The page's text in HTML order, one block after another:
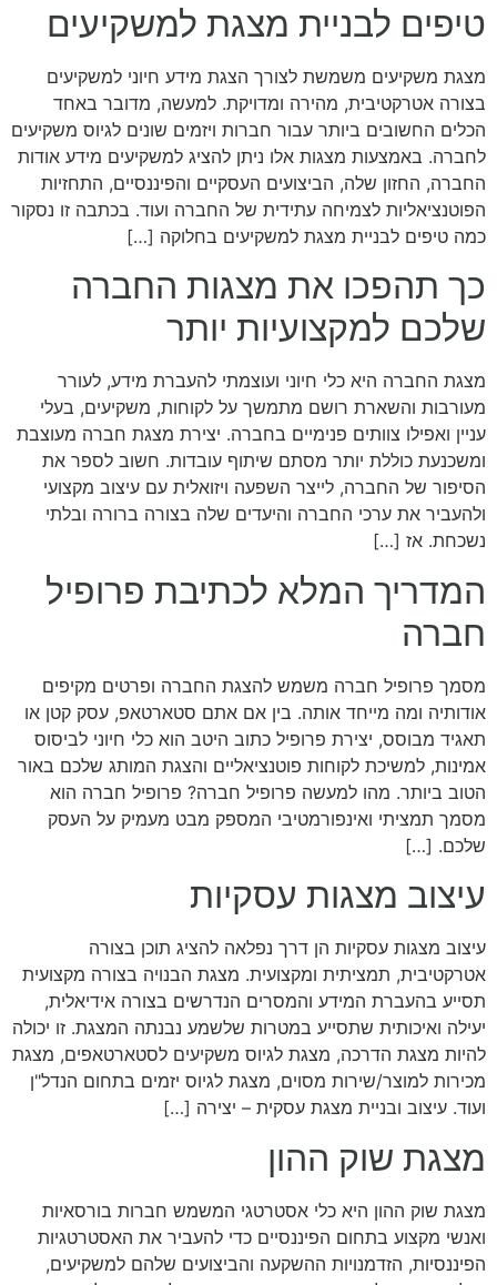
טיפים לבניית מצגת למשקיעים
מצגת משקיעים משמשת לצורך הצגת מידע חיוני למשקיעים
בצורה אטרקטיבית, מהירה ומדויקת. למעשה, מדובר באחד
הכלים החשובים ביותר עבור חברות ויזמים שונים לגיוס משקיעים
לחברה. באמצעות מצגות אלו ניתן להציג למשקיעים מידע אודות
החברה, החזון שלה, הביצועים העסקיים והפיננסיים, התחזיות
הפוטנציאליות לצמיחה עתידית של החברה ועוד. בכתבה זו נסקור
כמה טיפים לבניית מצגת למשקיעים בחלוקה […]
כך תהפכו את מצגות החברה
שלכם למקצועיות יותר
מצגת החברה היא כלי חיוני ועוצמתי להעברת מידע, לעורר
מעורבות והשארת רושם מתמשך על לקוחות, משקיעים, בעלי
עניין ואפילו צוותים פנימיים בחברה. יצירת מצגת חברה מעוצבת
ומשכנעת כוללת יותר מסתם שיתוף עובדות. חשוב לספר את
הסיפור של החברה, לייצר השפעה ויזואלית עם עיצוב מקצועי
ולהעביר את ערכי החברה והיעדים שלה בצורה ברורה ובלתי
נשכחת. אז […]
המדריך המלא לכתיבת פרופיל
חברה
מסמך פרופיל חברה משמש להצגת החברה ופרטים מקיפים
אודותיה ומה מייחד אותה. בין אם אתם סטארטאפ, עסק קטן או
תאגיד מבוסס, יצירת פרופיל כתוב היטב הוא כלי חיוני לביסוס
אמינות, למשיכת לקוחות פוטנציאליים והצגת המותג שלכם באור
הטוב ביותר. מהו למעשה פרופיל חברה? פרופיל חברה הוא
מסמך תמציתי ואינפורמטיבי המספק מבט מעמיק על העסק
שלכם. […]
עיצוב מצגות עסקיות
עיצוב מצגות עסקיות הן דרך נפלאה להציג תוכן בצורה
אטרקטיבית, תמציתית ומקצועית. מצגת הבנויה בצורה מקצועית
תסייע בהעברת המידע והמסרים הנדרשים בצורה אידיאלית,
יעילה ואיכותית שתסייע במטרות שלשמע נבנתה המצגת. זו יכולה
להיות מצגת הדרכה, מצגת לגיוס משקיעים לסטארטאפים, מצגת
מכירות למוצר/שירות מסוים, מצגת לגיוס יזמים בתחום הנדל"ן
ועוד. עיצוב ובניית מצגת עסקית – יצירה […]
מצגת שוק ההון
מצגת שוק ההון היא כלי אסטרטגי המשמש חברות בורסאיות
ואנשי מקצוע בתחום הפיננסיים כדי להעביר את האסטרטגיות
הפיננסיות, הזדמנויות ההשקעה והביצועים שלהם למשקיעים,